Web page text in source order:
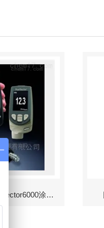
美国DeFelsko PosiTector6000涂层测厚仪